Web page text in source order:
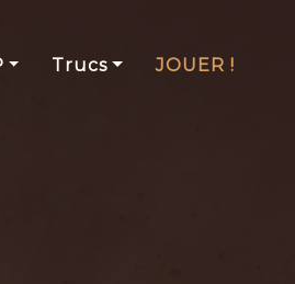
Trucs JOUER !